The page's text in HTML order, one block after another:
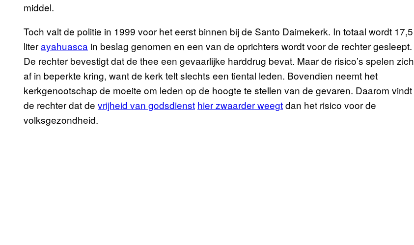
middel.
Toch valt de politie in 1999 voor het eerst binnen bij de Santo Daimekerk. In totaal wordt 17,5
literayahuasca in beslag genomen en een van de oprichters wordt voor de rechter gesleept.
De rechter bevestigt dat de thee een gevaarlijke harddrug bevat. Maar de risico’s spelen zich
af in beperkte kring, want de kerk telt slechts een tiental leden. Bovendien neemt het
kerkgenootschap de moeite om leden op de hoogte te stellen van de gevaren. Daarom vindt
de rechter dat de vrijheid van godsdienst hier zwaarder weegtdan het risico voor de
volksgezondheid.